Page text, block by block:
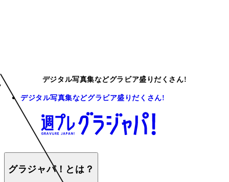
デジタル写真集などグラビア盛りだくさん!
デジタル写真集などグラビア盛りだくさん!
グラジャパ！とは？